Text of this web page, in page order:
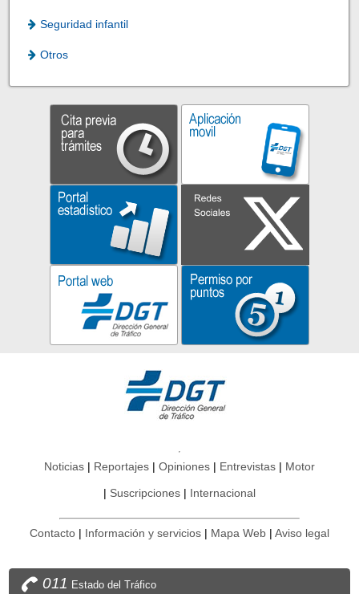
Seguridad infantil
Otros
Noticias Reportajes Opiniones Entrevistas Motor
Suscripciones Internacional
Contacto Información y servicios Mapa Web Aviso legal
011 Estado del Tráfico